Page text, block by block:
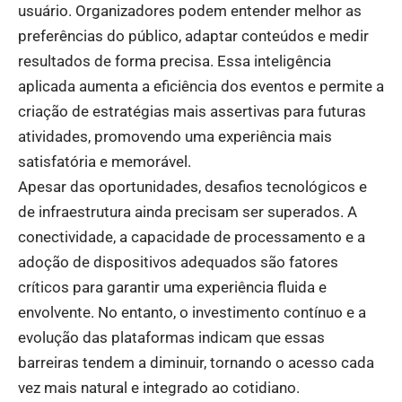
usuário. Organizadores podem entender melhor as
preferências do público, adaptar conteúdos e medir
resultados de forma precisa. Essa inteligência
aplicada aumenta a eficiência dos eventos e permite a
criação de estratégias mais assertivas para futuras
atividades, promovendo uma experiência mais
satisfatória e memorável.
Apesar das oportunidades, desafios tecnológicos e
de infraestrutura ainda precisam ser superados. A
conectividade, a capacidade de processamento e a
adoção de dispositivos adequados são fatores
críticos para garantir uma experiência fluida e
envolvente. No entanto, o investimento contínuo e a
evolução das plataformas indicam que essas
barreiras tendem a diminuir, tornando o acesso cada
vez mais natural e integrado ao cotidiano.